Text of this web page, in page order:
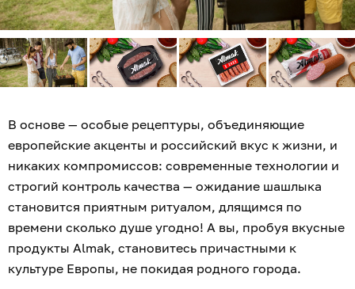
В основе — особые рецептуры, объединяющие
европейские акценты и российский вкус к жизни, и
никаких компромиссов: современные технологии и
строгий контроль качества — ожидание шашлыка
становится приятным ритуалом, длящимся по
времени сколько душе угодно! А вы, пробуя вкусные
продукты Almak, становитесь причастными к
культуре Европы, не покидая родного города.